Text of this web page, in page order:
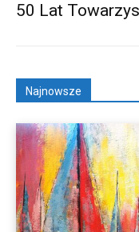
50 Lat
Najnowsze